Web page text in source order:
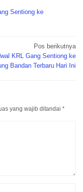
Sentiong ke
Pos berikutnya
KRL Gang Sentiong ke
Bandan Terbaru Hari Ini
yang wajib ditandai *